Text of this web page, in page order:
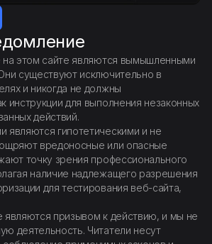
на этом сайте являются вымышленными
существуют исключительно в
и никогда не должны
инструкции для выполнения незаконных
действий.
являются гипотетическими и не
вредоносные или опасные
точку зрения профессионального
наличие надлежащего разрешения
для тестирования веб-сайта,
являются призывом к действию, и мы не
деятельность. Читатели несут